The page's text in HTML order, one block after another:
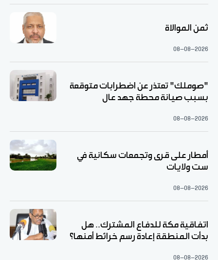
ثمن الموالاة
08-08-2026
"صوملك" تعتذر عن اضطرابات متوقعة
بسبب صيانة محطة جهد عال
08-08-2026
أمطار على قرى وتجمعات سكانية في
ست ولايات
08-08-2026
اتفاقية مكة للدفاع المشترك.. هل
بدأت المنطقة إعادة رسم خرائط أمنها؟
08-08-2026